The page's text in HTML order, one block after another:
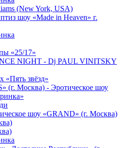
(New York, USA)
шоу «Made in Heaven» г.
«25/17»
NIGHT - Dj PAUL VINITSKY
«Пять звёзд»
(г. Москва) - Эротическое шоу
шоу «GRAND» (г. Москва)